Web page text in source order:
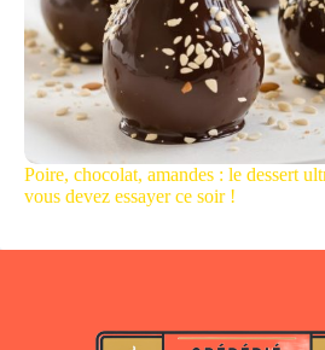
Poire, chocolat, amandes : le dessert
vous devez essayer ce soir !